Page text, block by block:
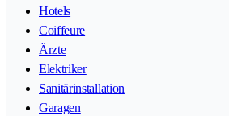
Hotels
Coiffeure
Ärzte
Elektriker
Sanitärinstallation
Garagen